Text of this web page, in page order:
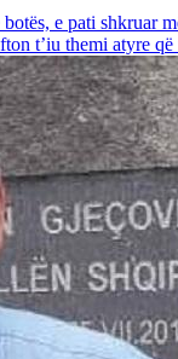
e pati shkruar
t’iu themi atyre